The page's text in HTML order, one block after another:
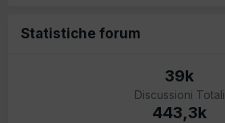
Statistiche forum
39k
Discussioni Totali
443,3k